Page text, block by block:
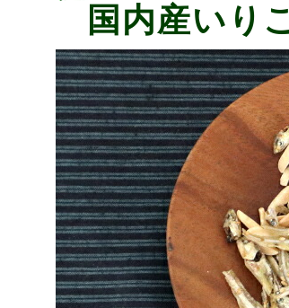
国内産いり